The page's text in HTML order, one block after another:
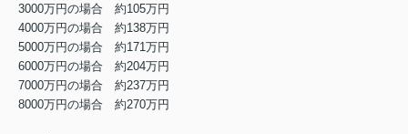
3000万円の場合 約105万円
4000万円の場合 約138万円
5000万円の場合 約171万円
6000万円の場合 約204万円
7000万円の場合 約237万円
8000万円の場合 約270万円